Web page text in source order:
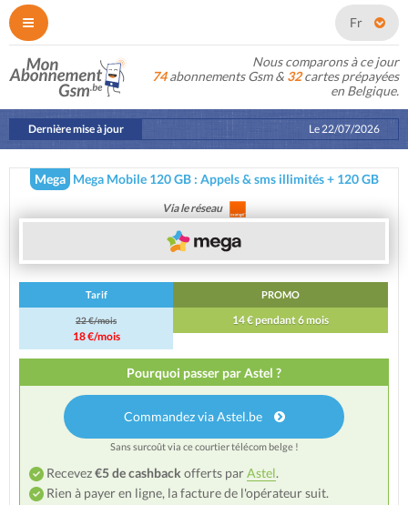
Fr
Nous comparons à ce jour
74abonnements Gsm & 32cartes prépayées
en Belgique.
Dernière mise à jour Le22/07/2026
Mega Mega Mobile 120 GB : Appels & sms illimités + 120 GB
Via le réseau
Tarif
22 €/mois
18 €/mois
PROMO
14 € pendant 6 mois
Pourquoi passer par Astel ?
Recevez€5 de cashback offerts parAstel.
Rien à payer en ligne, la facture de l'opérateur suit.
Commandez via Astel.be
Sans surcoût via ce courtier télécom belge !